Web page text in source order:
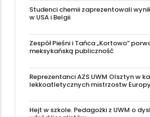
Studenci chemii zaprezentowali
w USA i Belgii
Zespół Pieśni i Tańca „Kortowo”
meksykańską publiczność
Reprezentanci AZS UWM Olsztyn w
lekkoatletycznych mistrzostw
Hejt w szkole. Pedagożki z UWM o